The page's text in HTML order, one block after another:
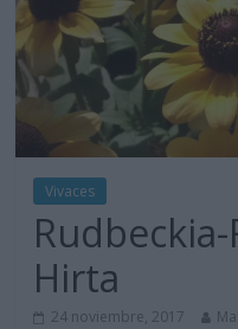
Vivaces
Hirta
24 noviembre, 2017